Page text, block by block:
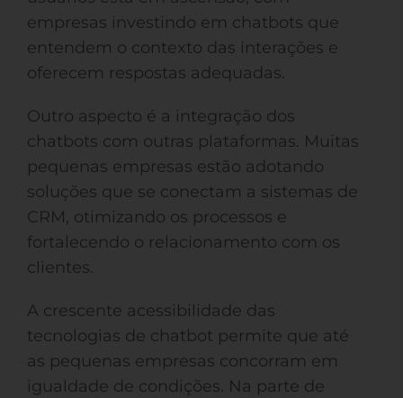
empresas investindo em chatbots que
entendem o contexto das interações e
oferecem respostas adequadas.
Outro aspecto é a integração dos
chatbots com outras plataformas. Muitas
pequenas empresas estão adotando
soluções que se conectam a sistemas de
CRM, otimizando os processos e
fortalecendo o relacionamento com os
clientes.
A crescente acessibilidade das
tecnologias de chatbot permite que até
as pequenas empresas concorram em
igualdade de condições. Na parte de